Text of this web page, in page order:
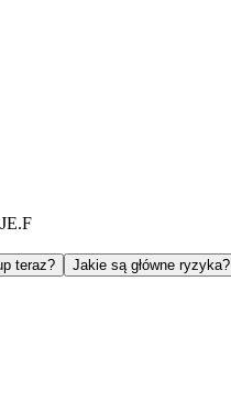
teraz? Jakie są główne ryzyka?